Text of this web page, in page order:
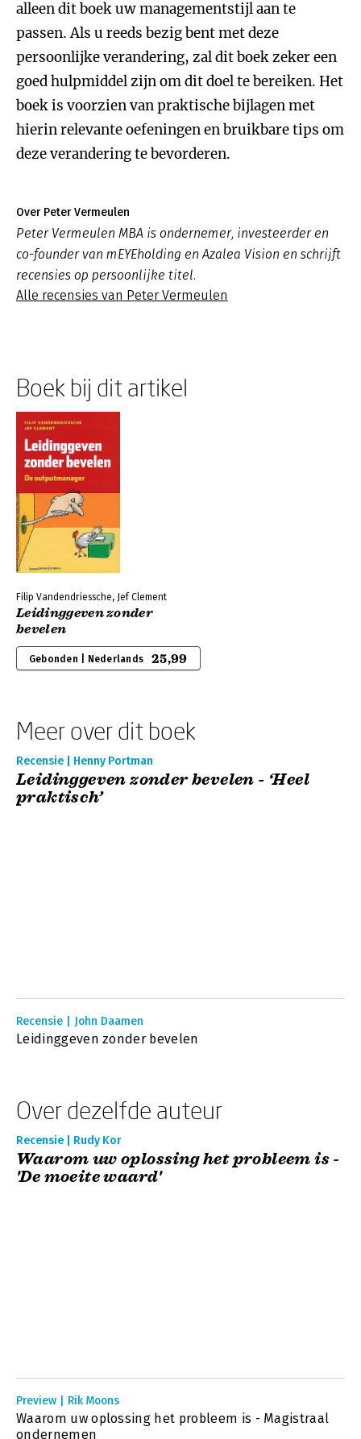
alleen dit boek uw managementstijl aan te
passen. Als u reeds bezig bent met deze
persoonlijke verandering, zal dit boek zeker een
goed hulpmiddel zijn om dit doel te bereiken. Het
boek is voorzien van praktische bijlagen met
hierin relevante oefeningen en bruikbare tips om
deze verandering te bevorderen.
Over Peter Vermeulen
Peter Vermeulen MBA is ondernemer, investeerder en
co-founder van mEYEholding en Azalea Vision en schrijft
recensies op persoonlijke titel.
Alle recensies van Peter Vermeulen
Boek bij dit artikel
Filip Vandendriessche, Jef Clement
Leidinggeven zonder
bevelen
Gebonden | Nederlands 25,99
Meer over dit boek
Recensie | Henny Portman
Leidinggeven zonder bevelen - ‘Heel
praktisch’
Recensie | John Daamen
Leidinggeven zonder bevelen
Over dezelfde auteur
Recensie | Rudy Kor
Waarom uw oplossing het probleem is -
'De moeite waard'
Preview | Rik Moons
Waarom uw oplossing het probleem is - Magistraal
ondernemen